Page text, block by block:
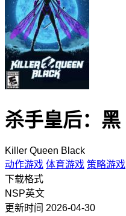
杀手皇后：黑
Killer Queen Black
动作游戏 体育游戏 策略游戏
下载格式
NSP英文
更新时间 2026-04-30